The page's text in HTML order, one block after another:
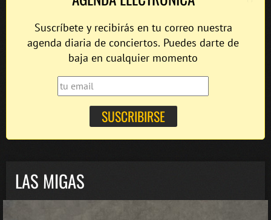
Suscríbete y recibirás en tu correo nuestra
agenda diaria de conciertos. Puedes darte de
baja en cualquier momento
LAS MIGAS